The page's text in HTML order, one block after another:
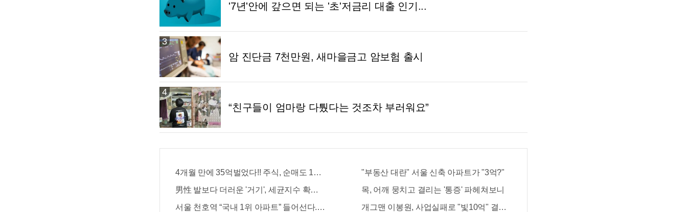
'7년'안에 갚으면 되는 '초'저금리 대출 인기...
3
암 진단금 7천만원, 새마을금고 암보험 출시
4
“친구들이 엄마랑 다퉜다는 것조차 부러워요”
4개월 만에 35억벌었다!! 주식, 순매도 1위종목..."충격"
男性 발보다 더러운 '거기', 세균지수 확인해보니..충격!
서울 천호역 “국내 1위 아파트” 들어선다..충격!
"부동산 대란" 서울 신축 아파트가 "3억?"
목, 어깨 뭉치고 결리는 '통증' 파헤쳐보니
개그맨 이봉원, 사업실패로 "빛10억" 결국…